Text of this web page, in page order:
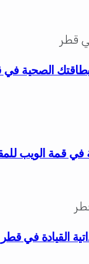
الصحية في
قمة الويب
القيادة في قطر